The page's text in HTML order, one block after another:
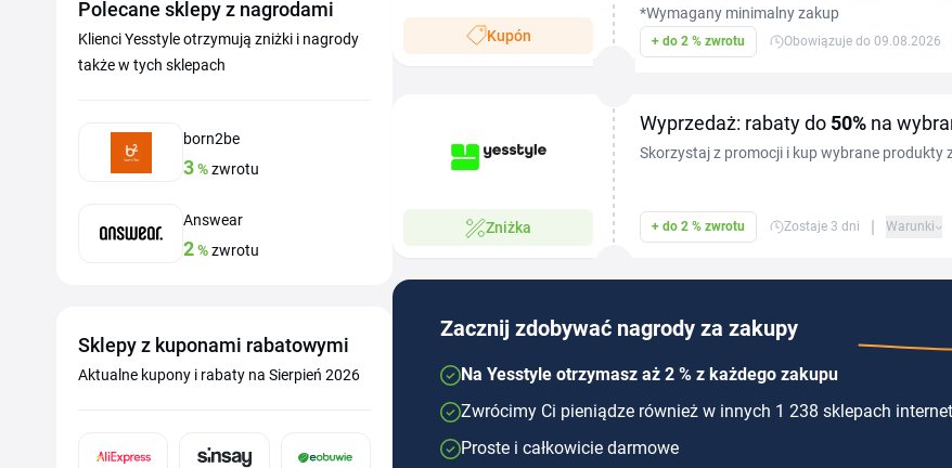
Polecane sklepy z nagrodami
Klienci Yesstyle otrzymują zniżki i nagrody
także w tych sklepach
born2be
3%zwrotu
Answear
2%zwrotu
Sklepy z kuponami rabatowymi
Aktualne kupony i rabaty na Sierpień 2026
Kupón
BEZPŁATNA WYSYŁKA*
*Wymagany minimalny zakup
+ do 2 % zwrotu Obowiązuje do 09.08.2026
Zniżka
Wyprzedaż: rabaty do 50% na
Skorzystaj z promocji i kup wybrane produkty
+ do 2 % zwrotu Zostaje 3 dni | Warunki
Zacznij zdobywać nagrody za zakupy
Na Yesstyle otrzymasz aż 2 % z każdego zakupu
Zwrócimy Ci pieniądze również w innych 1 238 sklepach
Proste i całkowicie darmowe